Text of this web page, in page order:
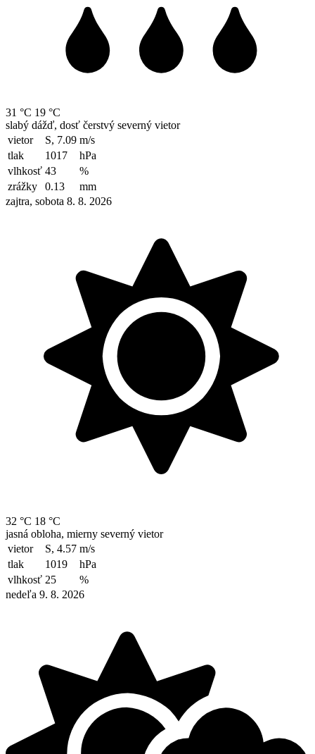
31 °C 19 °C
slabý dážď, dosť čerstvý severný vietor
vietor
S, 7.09 m/s
tlak
1017
hPa
vlhkosť 43
%
zrážky
0.13
mm
zajtra, sobota 8. 8. 2026
32 °C 18 °C
jasná obloha, mierny severný vietor
vietor
S, 4.57 m/s
tlak
1019
hPa
vlhkosť 25
%
nedeľa 9. 8. 2026